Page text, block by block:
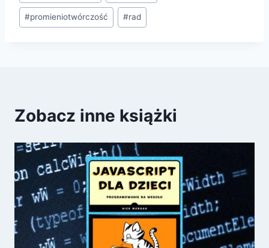
#promieniotwórczość #rad
Zobacz inne książki